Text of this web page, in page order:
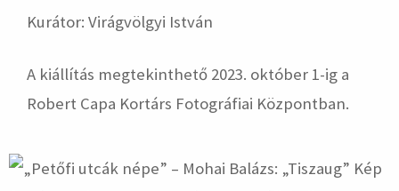
Kurátor: Virágvölgyi István
A kiállítás megtekinthető 2023. október 1-ig a
Robert Capa Kortárs Fotográfiai Központban.